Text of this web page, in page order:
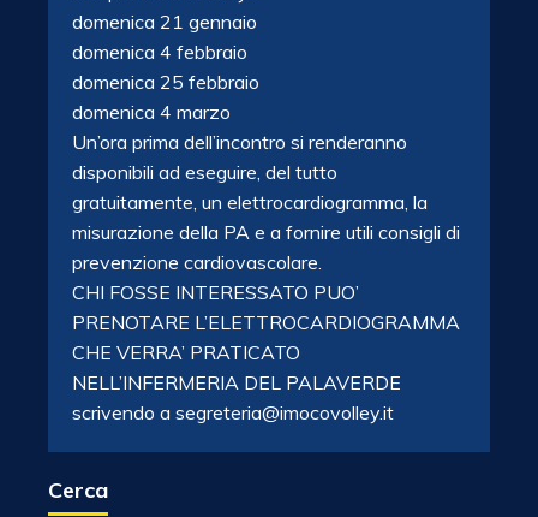
domenica 21 gennaio
domenica 4 febbraio
domenica 25 febbraio
domenica 4 marzo
Un’ora prima dell’incontro si renderanno
disponibili ad eseguire, del tutto
gratuitamente, un elettrocardiogramma, la
misurazione della PA e a fornire utili consigli di
prevenzione cardiovascolare.
CHI FOSSE INTERESSATO PUO’
PRENOTARE L’ELETTROCARDIOGRAMMA
CHE VERRA’ PRATICATO
NELL’INFERMERIA DEL PALAVERDE
scrivendo a segreteria@imocovolley.it
Cerca